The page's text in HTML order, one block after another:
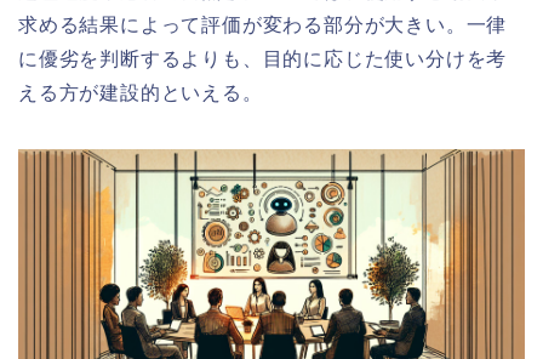
求める結果によって評価が変わる部分が大きい。一律
に優劣を判断するよりも、目的に応じた使い分けを考
える方が建設的といえる。